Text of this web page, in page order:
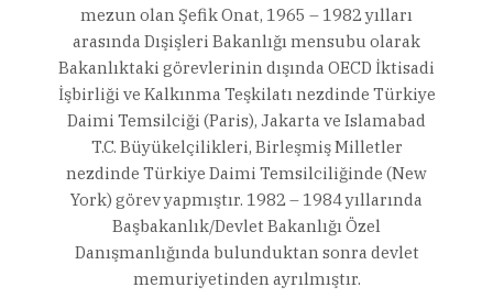
mezun olan Şefik Onat, 1965 – 1982 yılları
arasında Dışişleri Bakanlığı mensubu olarak
Bakanlıktaki görevlerinin dışında OECD İktisadi
İşbirliği ve Kalkınma Teşkilatı nezdinde Türkiye
Daimi Temsilciği (Paris), Jakarta ve Islamabad
T.C. Büyükelçilikleri, Birleşmiş Milletler
nezdinde Türkiye Daimi Temsilciliğinde (New
York) görev yapmıştır. 1982 – 1984 yıllarında
Başbakanlık/Devlet Bakanlığı Özel
Danışmanlığında bulunduktan sonra devlet
memuriyetinden ayrılmıştır.